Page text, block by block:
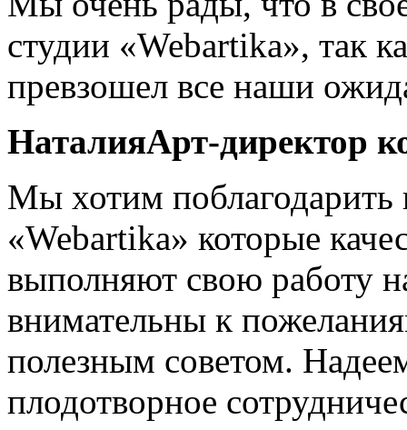
студии «Webartika», так
превзошел все наши
НаталияАрт-директор
Мы хотим поблагодарить
«Webartika» которые
выполняют свою работу
внимательны к
полезным советом.
плодотворное